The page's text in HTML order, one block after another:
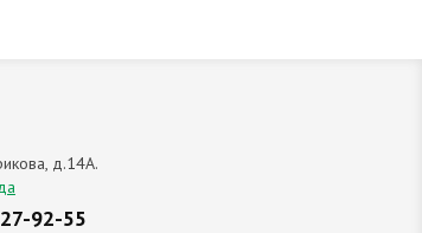
д.14А.
92-55